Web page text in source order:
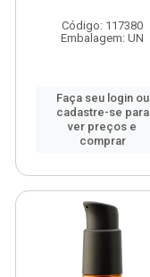
Código: 117380
Embalagem: UN
Faça seu login ou
cadastre-se para
ver preços e
comprar